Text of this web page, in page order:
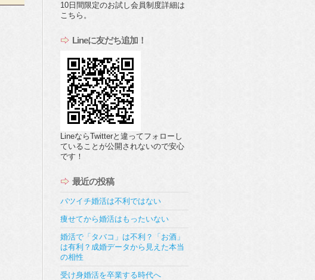
10日間限定のお試し会員制度詳細は
こちら。
Lineに友だち追加！
LineならTwitterと違ってフォローし
ていることが公開されないので安心
です！
最近の投稿
バツイチ婚活は不利ではない
痩せてから婚活はもったいない
婚活で「タバコ」は不利？「お酒」
は有利？成婚データから見えた本当
の相性
受け身婚活を卒業する時代へ